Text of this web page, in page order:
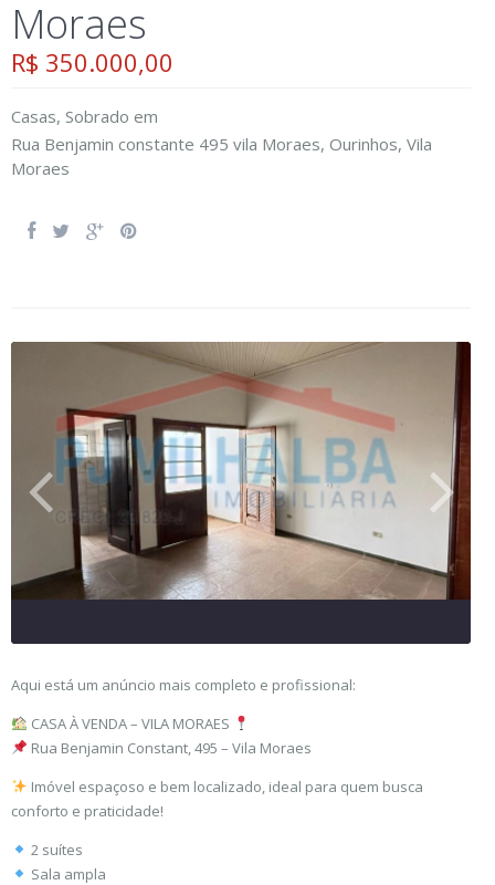
Moraes
R$ 350.000,00
Casas, Sobrado em
Rua Benjamin constante 495 vila Moraes, Ourinhos, Vila
Moraes
Aqui está um anúncio mais completo e profissional:
CASA À VENDA – VILA MORAES
Rua Benjamin Constant, 495 – Vila Moraes
Imóvel espaçoso e bem localizado, ideal para quem busca
conforto e praticidade!
2 suítes
Sala ampla